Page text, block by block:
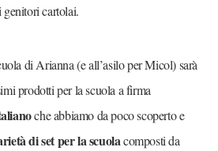
cartolai.
di Arianna (e all’asilo per Micol) sarà
prodotti per la scuola a firma
che abbiamo da poco scoperto e
di set per la scuolacomposti da